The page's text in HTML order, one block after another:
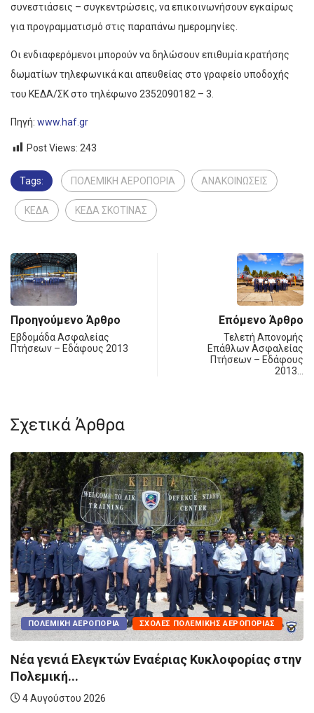
συνεστιάσεις – συγκεντρώσεις, να επικοινωνήσουν εγκαίρως
για προγραμματισμό στις παραπάνω ημερομηνίες.
Οι ενδιαφερόμενοι μπορούν να δηλώσουν επιθυμία κρατήσης
δωματίων τηλεφωνικά και απευθείας στο γραφείο υποδοχής
του ΚΕΔΑ/ΣΚ στο τηλέφωνο 2352090182 – 3.
Πηγή: www.haf.gr
Post Views: 243
Tags: ΠΟΛΕΜΙΚΗ ΑΕΡΟΠΟΡΙΑ ΑΝΑΚΟΙΝΩΣΕΙΣ
ΚΕΔΑ ΚΕΔΑ ΣΚΟΤΙΝΑΣ
Προηγούμενο Άρθρο
Εβδομάδα Ασφαλείας
Πτήσεων – Εδάφους 2013
Επόμενο Άρθρο
Τελετή Απονομής
Επάθλων Ασφαλείας
Πτήσεων – Εδάφους
2013…
Σχετικά Άρθρα
ΠΟΛΕΜΙΚΉ ΑΕΡΟΠΟΡΊΑ ΣΧΟΛΈΣ ΠΟΛΕΜΙΚΉΣ ΑΕΡΟΠΟΡΊΑΣ
Νέα γενιά Ελεγκτών Εναέριας Κυκλοφορίας στην
Πολεμική...
4 Αυγούστου 2026